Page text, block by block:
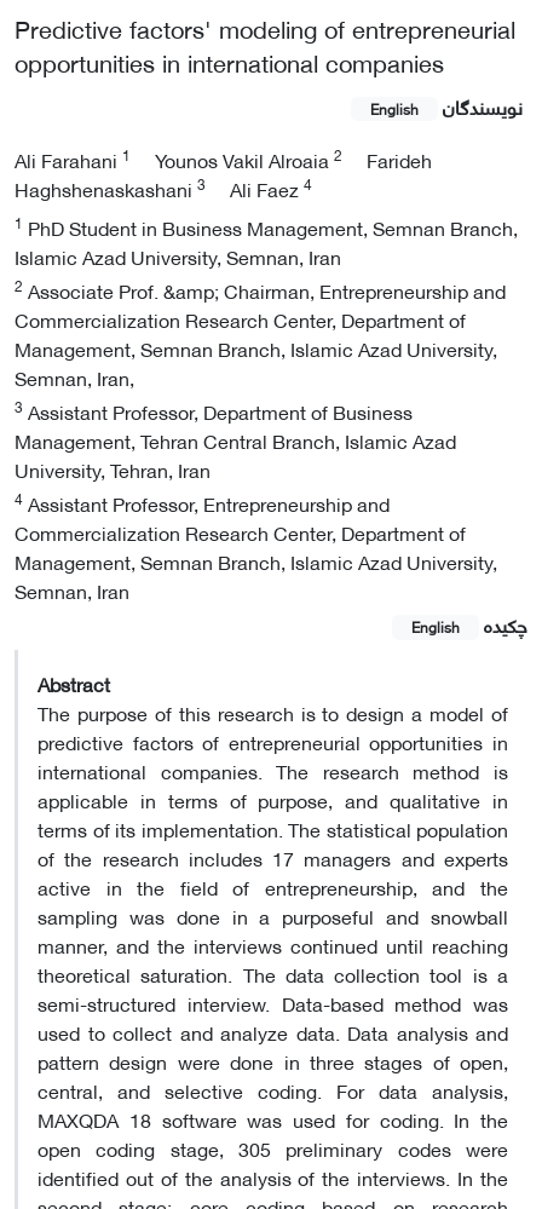
Predictive factors' modeling of entrepreneurial
opportunities in international companies
نویسندگان English
Ali Farahani 1 Younos Vakil Alroaia2
Farideh
Haghshenaskashani 3 Ali Faez4
1 PhD Student in Business Management, Semnan Branch,
Islamic Azad University, Semnan, Iran
2 Associate Prof. &amp; Chairman, Entrepreneurship and
Commercialization Research Center, Department of
Management, Semnan Branch, Islamic Azad University,
Semnan, Iran,
3 Assistant Professor, Department of Business
Management, Tehran Central Branch, Islamic Azad
University, Tehran, Iran
4Assistant Professor, Entrepreneurship and
Commercialization Research Center, Department of
Management, Semnan Branch, Islamic Azad University,
Semnan, Iran
چکیده
English
Abstract
The purpose of this research is to design a model of
predictive factors of entrepreneurial opportunities in
international companies. The research method is
applicable in terms of purpose, and qualitative in
terms of its implementation. The statistical population
of the research includes 17 managers and experts
active in the field of entrepreneurship, and the
sampling was done in a purposeful and snowball
manner, and the interviews continued until reaching
theoretical saturation. The data collection tool is a
semi-structured interview. Data-based method was
used to collect and analyze data. Data analysis and
pattern design were done in three stages of open,
central, and selective coding. For data analysis,
MAXQDA 18 software was used for coding. In the
open coding stage, 305 preliminary codes were
identified out of the analysis of the interviews. In the